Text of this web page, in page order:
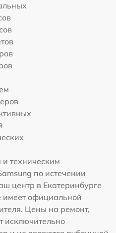
техническим
по истечении
центр в Екатеринбурге
имеет официальной
Цены на ремонт,
исключительно